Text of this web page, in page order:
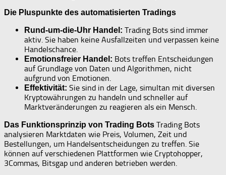
Die Pluspunkte des automatisierten Tradings
Rund-um-die-Uhr Handel: Trading Bots sind immer
aktiv. Sie haben keine Ausfallzeiten und verpassen keine
Handelschance.
Emotionsfreier Handel: Bots treffen Entscheidungen
auf Grundlage von Daten und Algorithmen, nicht
aufgrund von Emotionen.
Effektivität: Sie sind in der Lage, simultan mit diversen
Kryptowährungen zu handeln und schneller auf
Marktveränderungen zu reagieren als ein Mensch.
Das Funktionsprinzip von Trading Bots Trading Bots
analysieren Marktdaten wie Preis, Volumen, Zeit und
Bestellungen, um Handelsentscheidungen zu treffen. Sie
können auf verschiedenen Plattformen wie Cryptohopper,
3Commas, Bitsgap und anderen betrieben werden.